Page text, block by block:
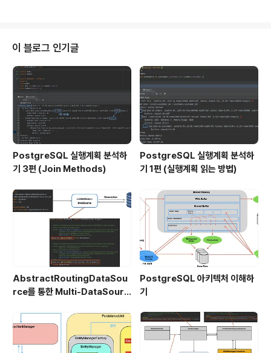
s(directedBy.toLowerCase())) .collect(Collector
s.toList()); } /** * 저장된 영화 목록에서 개봉년도로 영
화를 ..
이 블로그 인기글
PostgreSQL 실행계획 분석하
기 3편 (Join Methods)
PostgreSQL 실행계획 분석하
기 1편 (실행계획 읽는 방법)
AbstractRoutingDataSou
rce를 통한 Multi-DataSourc
PostgreSQL 아키텍처 이해하
기